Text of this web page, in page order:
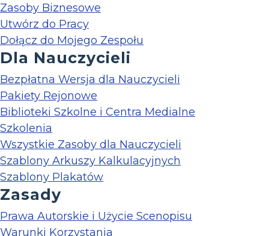
Zasoby Biznesowe
Utwórz do Pracy
Dołącz do Mojego Zespołu
Dla Nauczycieli
Bezpłatna Wersja dla Nauczycieli
Pakiety Rejonowe
Biblioteki Szkolne i Centra Medialne
Szkolenia
Wszystkie Zasoby dla Nauczycieli
Szablony Arkuszy Kalkulacyjnych
Szablony Plakatów
Zasady
Prawa Autorskie i Użycie Scenopisu
Warunki Korzystania